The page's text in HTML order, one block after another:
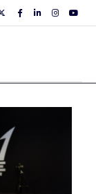
TwiiterFacebook
Linkedin